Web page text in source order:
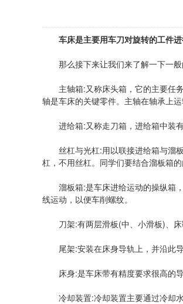
车床是主要用车刀对旋转的工件
那么接下来让我们来了解一下一般
主轴箱:又称床头箱，它的主要任务
轴是车床的关键零件。主轴在轴承上
进给箱:又称走刀箱，进给箱中装有
丝杠与光杠:用以联接进给箱与溜板
杠，不用丝杠。同学们要结合溜板箱
溜板箱:是车床进给运动的操纵箱，
线运动，以便车削螺纹。
刀架:有两层滑板(中、小滑板)、床
尾架:安装在床身导轨上，并沿此导
床身:是车床带有精度要求很高的导
冷却装置:冷却装置主要通过冷却